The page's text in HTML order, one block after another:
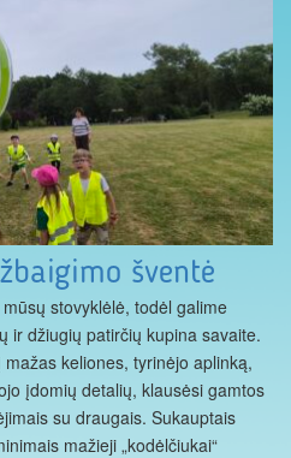
šventė
stovyklėlė, todėl galime
ir džiugių patirčių kupina savaite.
keliones, tyrinėjo aplinką,
įdomių detalių, klausėsi gamtos
su draugais. Sukauptais
mažieji „kodėlčiukai“